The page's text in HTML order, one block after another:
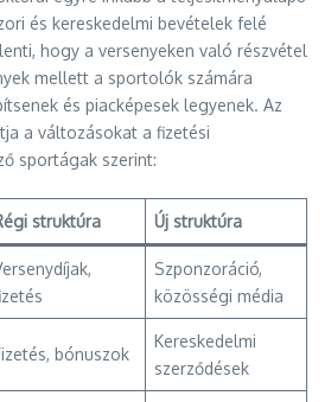
és kereskedelmi bevételek felé
hogy a versenyeken való részvétel
mellett a sportolók számára
és piacképesek legyenek. Az
a változásokat a fizetési
sportágak szerint:
struktúra Új struktúra
Szponzoráció,
közösségi média
bónuszok
Kereskedelmi
szerződések